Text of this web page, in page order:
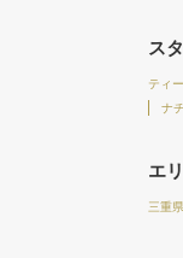
ス
ティ
ナ
エ
三重県